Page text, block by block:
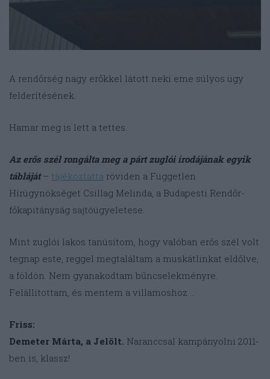
A rendőrség nagy erőkkel látott neki eme súlyos ügy
felderítésének.
Hamar meg is lett a tettes.
Az erős szél rongálta meg a párt zuglói irodájának egyik
tábláját– tájékoztatta röviden a Független
Hírügynökséget Csillag Melinda, a Budapesti Rendőr-
főkapitányság sajtóügyeletese.
Mint zuglói lakos tanúsítom, hogy valóban erős szél volt
tegnap este, reggel megtaláltam a muskátlinkat eldőlve,
a földön. Nem gyanakodtam bűncselekményre.
Felállítottam, és mentem a villamoshoz …
Friss:
Demeter Márta, a Jelölt. Naranccsal kampányolni 2011-
ben is, klassz!